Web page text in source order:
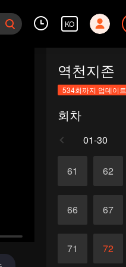
KO
역천지존
534회까지 업데이트
회차
01-30
61 62
66 67
71 72